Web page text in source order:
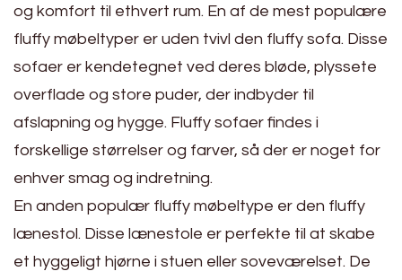
og komfort til ethvert rum. En af de mest populære
fluffy møbeltyper er uden tvivl den fluffy sofa. Disse
sofaer er kendetegnet ved deres bløde, plyssete
overflade og store puder, der indbyder til
afslapning og hygge. Fluffy sofaer findes i
forskellige størrelser og farver, så der er noget for
enhver smag og indretning.
En anden populær fluffy møbeltype er den fluffy
lænestol. Disse lænestole er perfekte til at skabe
et hyggeligt hjørne i stuen eller soveværelset. De